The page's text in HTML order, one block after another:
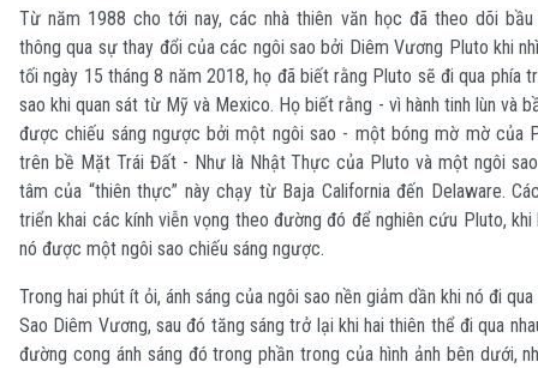
Từ năm 1988 cho tới nay, các nhà thiên văn học đã theo dõi
thông qua sự thay đổi của các ngôi sao bởi Diêm Vương Pluto khi
tối ngày 15 tháng 8 năm 2018, họ đã biết rằng Pluto sẽ đi qua phía
sao khi quan sát từ Mỹ và Mexico. Họ biết rằng - vì hành tinh lùn và
được chiếu sáng ngược bởi một ngôi sao - một bóng mờ mờ của
trên bề Mặt Trái Đất - Như là Nhật Thực của Pluto và một ngôi
tâm của “thiên thực” này chạy từ Baja California đến Delaware.
triển khai các kính viễn vọng theo đường đó để nghiên cứu Pluto, khi
nó được một ngôi sao chiếu sáng ngược.
Trong hai phút ít ỏi, ánh sáng của ngôi sao nền giảm dần khi nó đi
Sao Diêm Vương, sau đó tăng sáng trở lại khi hai thiên thể đi qua
đường cong ánh sáng đó trong phần trong của hình ảnh bên dưới,